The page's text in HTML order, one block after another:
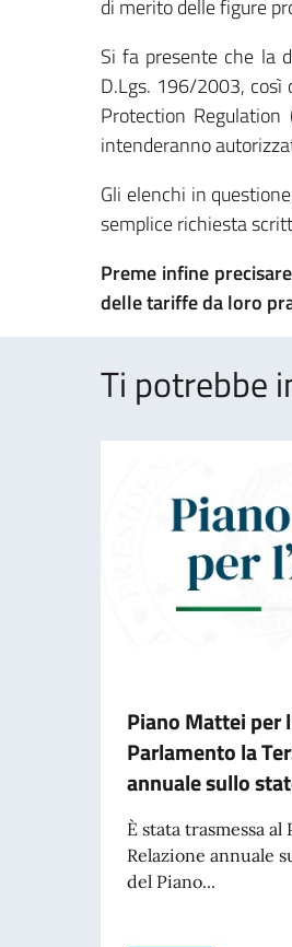
di merito delle figure
Si fa presente che la
D.Lgs. 196/2003, così
Protection
intenderanno
Gli elenchi in
semplice richiesta
Preme infine
delle tariffe da loro
Ti potrebbe
Piano Mattei per
Parlamento la
annuale sullo
È stata trasmessa al
Relazione annuale
del Piano...